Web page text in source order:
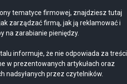
tematyce firmowej, znajdziesz tutaj
zarządzać firmą, jak ją reklamować i
na zarabianie pieniędzy.
informuje, że nie odpowiada za treści
w prezentowanych artykułach oraz
nadsyłanych przez czytelników.